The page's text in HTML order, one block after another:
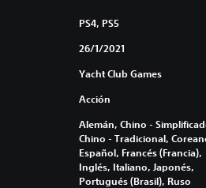
PS4, PS5
26/1/2021
Yacht Club Games
Acción
Alemán, Chino -
Chino - Tradicional,
Español, Francés (Francia),
Inglés, Italiano, Japonés,
Portugués (Brasil), Ruso